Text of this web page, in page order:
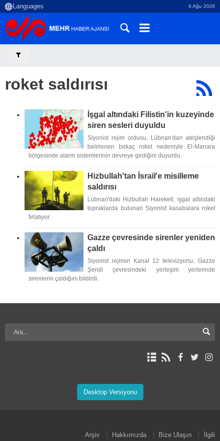
6 Ağu 2026
roket saldırısı
İşgal altındaki Filistin'in kuzeyinde
siren sesleri duyuldu
Siyonist rejim ordusu, Lübnan'dan ateşlendiği
belirlenen birkaç roket nedeniyle El-Manara
bölgesinde alarm sistemlerinin devreye girdiğini duyurdu.
Hizbullah'tan İsrail'e misilleme
saldırısı
Lübnan'daki Hizbullah Hareketi, işgal altındaki
topraklarda bulunan Siyonist kasabalara roket
fırlatıyor.
Gazze çevresinde sirenler yeniden
çaldı
Siyonist rejimin Kanal 12 televizyonu, Gazze
Şeridi çevresindeki yerleşim yerlerinde
sirenlerin çaldığını bildirdi.
Desktop Versiyonu
Arşiv Hakkımızda Bize Ulaşın İlgili